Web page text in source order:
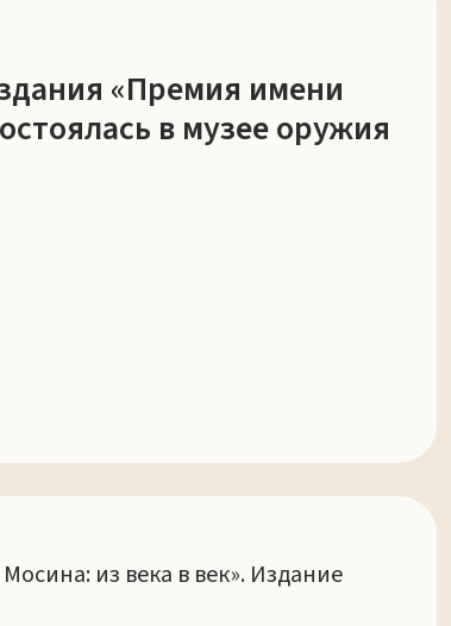
«Премия имени
в музее оружия
из века в век». Издание